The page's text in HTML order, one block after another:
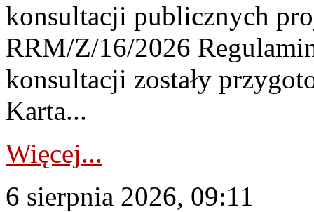
konsultacji publicznych
RRM/Z/16/2026
konsultacji zostały
Karta...
Więcej...
6 sierpnia 2026, 09:11